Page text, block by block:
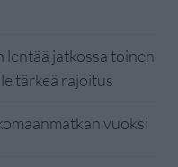
lentää jatkossa toinen
tärkeä rajoitus
vuoksi